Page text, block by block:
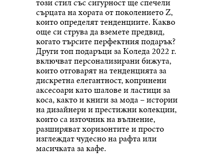
сърцата на хората от поколението Z,
които определят тенденциите. Какво
още си струва да вземете предвид,
когато търсите перфектния подарък?
Други топ подаръци за Коледа 2022 г.
включват персонализирани бижута,
които отговарят на тенденцията за
дискретна елегантност, копринени
аксесоари като шалове и ластици за
коса, както и книги за мода – истории
на дизайнери и престижни колекции,
които са източник на вълнение,
разширяват хоризонтите и просто
изглеждат чудесно на рафта или
масичката за кафе.